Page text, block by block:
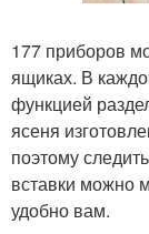
177 приборов
ящиках. В
функцией
ясеня
поэтому
вставки можно
удобно вам.